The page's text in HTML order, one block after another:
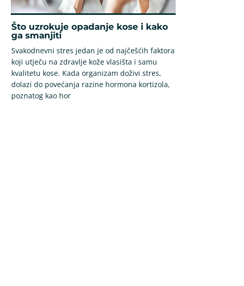
Što uzrokuje opadanje kose i kako
ga smanjiti
Svakodnevni stres jedan je od najčešćih faktora
koji utječu na zdravlje kože vlasišta i samu
kvalitetu kose. Kada organizam doživi stres,
dolazi do povećanja razine hormona kortizola,
poznatog kao hor